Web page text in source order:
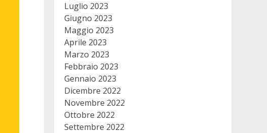
Luglio 2023
Giugno 2023
Maggio 2023
Aprile 2023
Marzo 2023
Febbraio 2023
Gennaio 2023
Dicembre 2022
Novembre 2022
Ottobre 2022
Settembre 2022